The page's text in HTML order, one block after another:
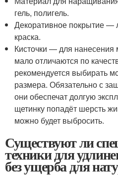
гель, полигель.
Декоративное покрытие —
краска.
Кисточки — для
мало отличаются по
рекомендуется выбирать
размера. Обязательно с
они обеспечат долгую
щетинку попадёт шерсть
можно будет выбросить.
Существуют ли
техники для
без ущерба для